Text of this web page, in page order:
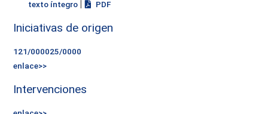
texto íntegro | PDF
Iniciativas de origen
121/000025/0000
enlace>>
Intervenciones